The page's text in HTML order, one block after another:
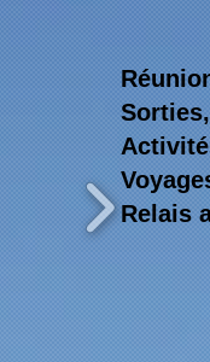
Relais